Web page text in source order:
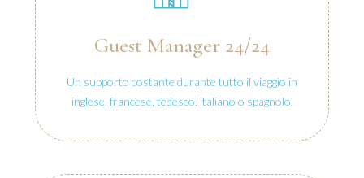
Guest Manager 24/24
Un supporto costante durante tutto il viaggio in
inglese, francese, tedesco, italiano o spagnolo.